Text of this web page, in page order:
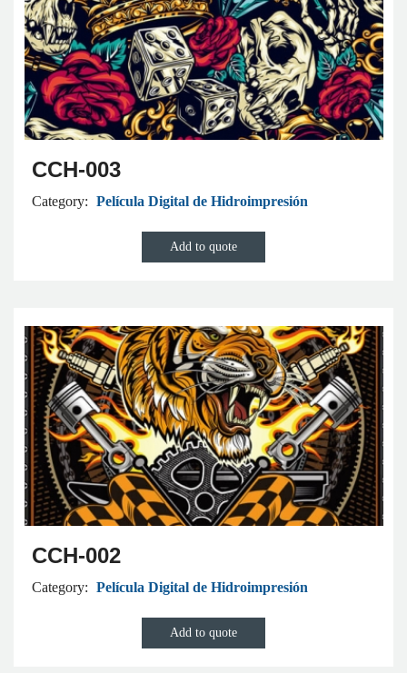
CCH-003
Category: Película Digital de Hidroimpresión
CCH-002
Category: Película Digital de Hidroimpresión